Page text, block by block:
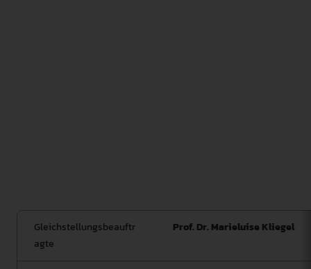
Gleichstellungsbeauftr
agte
Prof. Dr. Marieluise Kliegel